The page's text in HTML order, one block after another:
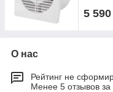
5 590
О нас
Рейтинг не
Менее 5 отзывов за